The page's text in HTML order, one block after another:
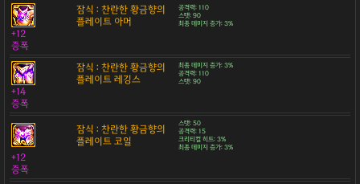
잠식 : 찬란한 황금향의
플레이트 아머
공격력: 110
스탯: 90
최종 데미지 증가: 3%
+12
증폭
잠식 : 찬란한 황금향의
플레이트 레깅스
최종 데미지 증가: 3%
공격력: 110
스탯: 90
+14
증폭
잠식 : 찬란한 황금향의
플레이트 코일
스탯: 50
공격력: 15
크리티컬 히트: 3%
최종 데미지 증가: 3%
+12
증폭